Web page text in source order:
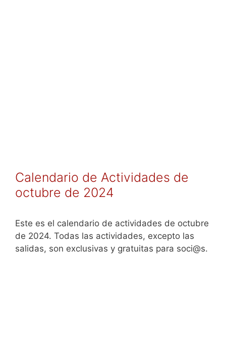
Calendario de Actividades de
octubre de 2024
Este es el calendario de actividades de octubre
de 2024. Todas las actividades, excepto las
salidas, son exclusivas y gratuitas para soci@s.